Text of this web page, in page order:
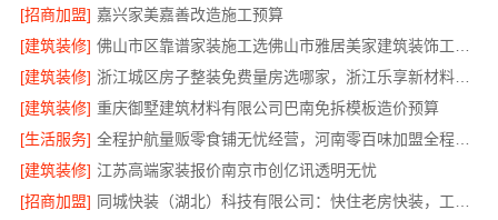
[招商加盟] 嘉兴家美嘉善改造施工预算
[建筑装修]
[建筑装修]
浙江城区房子整装免费量房选哪家，浙江乐享新材料有限公司
[建筑装修] 重庆御墅建筑材料有限公司巴南免拆模板造价预算
[生活服务]
全程护航量贩零食铺无忧经营，河南零百味加盟全程护航
[建筑装修] 江苏高端家装报价南京市创亿讯透明无忧
[招商加盟]